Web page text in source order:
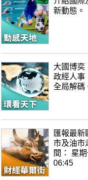
新動態。
大國博奕
政經人事
全局解碼
匯報最新
市及油市
間： 星
06:45